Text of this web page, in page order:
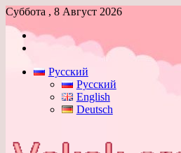
Суббота , 8 Август 2026
Войти
Русский
Русский
English
Deutsch